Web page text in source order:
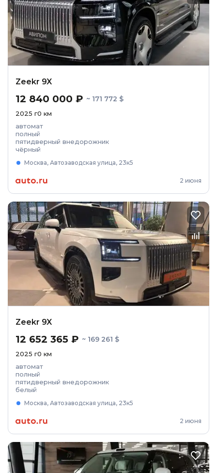
Zeekr 9X
12 840 000 ₽ ~ 171 772 $
2025 г0 км
автомат
полный
пятидверный внедорожник
чёрный
Москва, Автозаводская улица, 23к5
2 июня
Zeekr 9X
12 652 365 ₽ ~ 169 261 $
2025 г0 км
автомат
полный
пятидверный внедорожник
белый
Москва, Автозаводская улица, 23к5
2 июня